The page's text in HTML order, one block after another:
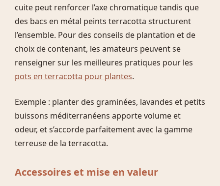
cuite peut renforcer l’axe chromatique tandis que
des bacs en métal peints terracotta structurent
l’ensemble. Pour des conseils de plantation et de
choix de contenant, les amateurs peuvent se
renseigner sur les meilleures pratiques pour les
pots en terracotta pour plantes.
Exemple : planter des graminées, lavandes et petits
buissons méditerranéens apporte volume et
odeur, et s’accorde parfaitement avec la gamme
terreuse de la terracotta.
Accessoires et mise en valeur